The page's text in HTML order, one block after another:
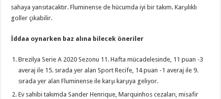
sahaya yansıtacaktır. Fluminense de hücumda iyi bir takım. Karşılıklı
goller çıkabilir.
İddaa oynarken baz alına bilecek öneriler
Brezilya Serie A 2020 Sezonu 11. Hafta mücadelesinde, 11 puan -3
averaj ile 15. sırada yer alan Sport Recife, 14 puan -1 averaj ile 9.
sırada yer alan Fluminense ile karşı karşıya geliyor.
Ev sahibi takımda Sander Henrique, Marquinhos cezaları, misafir